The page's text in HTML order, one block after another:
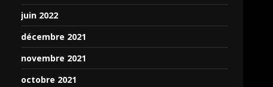
juin 2022
décembre 2021
novembre 2021
octobre 2021